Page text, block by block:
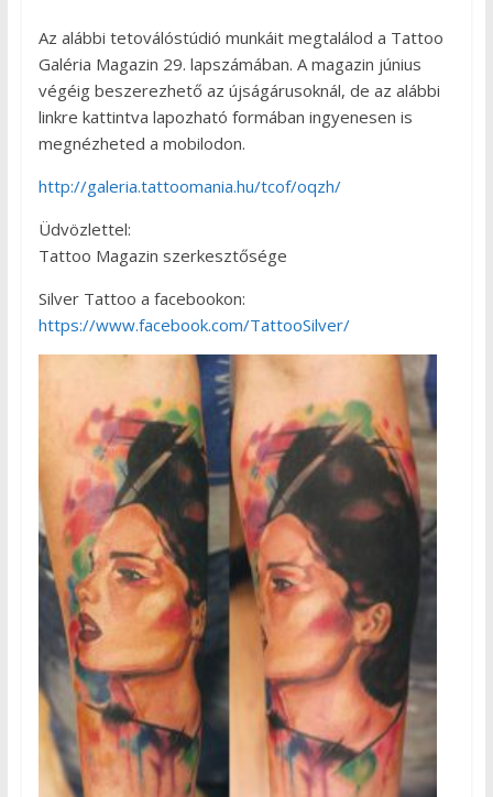
Az alábbi tetoválóstúdió munkáit megtalálod a Tattoo
Galéria Magazin 29. lapszámában. A magazin június
végéig beszerezhető az újságárusoknál, de az alábbi
linkre kattintva lapozható formában ingyenesen is
megnézheted a mobilodon.
http://galeria.tattoomania.hu/tcof/oqzh/
Üdvözlettel:
Tattoo Magazin szerkesztősége
Silver Tattoo a facebookon:
https://www.facebook.com/TattooSilver/